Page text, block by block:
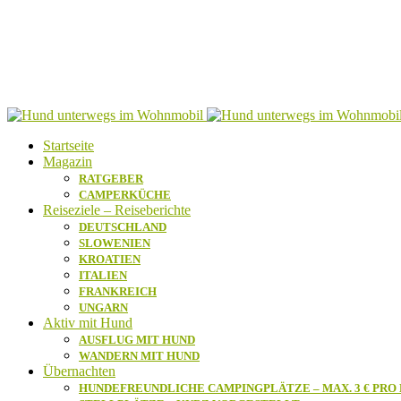
Startseite
Magazin
RATGEBER
CAMPERKÜCHE
Reiseziele – Reiseberichte
DEUTSCHLAND
SLOWENIEN
KROATIEN
ITALIEN
FRANKREICH
UNGARN
Aktiv mit Hund
AUSFLUG MIT HUND
WANDERN MIT HUND
Übernachten
HUNDEFREUNDLICHE CAMPINGPLÄTZE – MAX. 3 € PRO